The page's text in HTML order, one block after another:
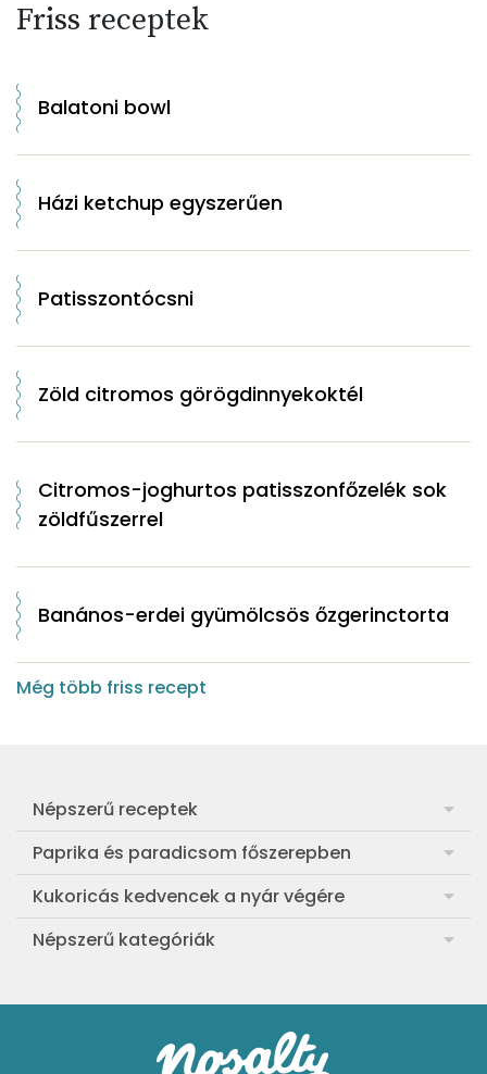
Friss receptek
Balatoni bowl
Házi ketchup egyszerűen
Patisszontócsni
Zöld citromos görögdinnyekoktél
Citromos-joghurtos patisszonfőzelék sok
zöldfűszerrel
Banános-erdei gyümölcsös őzgerinctorta
Még több friss recept
Népszerű receptek
Frankfurti leves
Egyszerű muffin
Aranygaluska
Egyszerű krumplifőzelék
Klasszikus madártej
Paprika és paradicsom főszerepben
Pan con Tomate
Paradicsom és paprika eltevése télre
Paradicsomos húsgombóc
Paradicsomos flat tart leveles tésztából
Kukoricás kedvencek a nyár végére
Legfinomabb főtt kukorica
Szójás-vajas grillkukoricák
Népszerű kategóriák